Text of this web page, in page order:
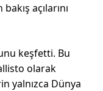
açılarını
keşfetti. Bu
olarak
yalnızca Dünya